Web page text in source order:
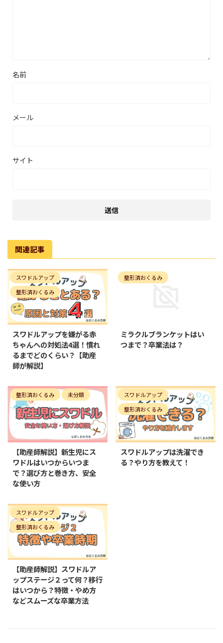
名前
メール
サイト
関連記事
スワドルアップ
整形済おくるみ
2026/1/23
スワドルアップを嫌がる赤
ちゃんへの対処法4選！慣れ
るまでどのくらい？【助産
師が解説】
整形済おくるみ
ミラクルブランケットはい
つまで？卒業法は？
整形済おくるみ 未分類
2026/2/22
【助産師解説】新生児にス
ワドルはいつからいつま
で？選び方と巻き方、安全
な使い方
スワドルアップ
整形済おくるみ
2024/5/13
スワドルアップは洗濯でき
る？やり方を教えて！
スワドルアップ
整形済おくるみ
【助産師解説】スワドルア
ップステージ２って何？移行
はいつから？特徴・やめ方
などスムーズな卒業方法